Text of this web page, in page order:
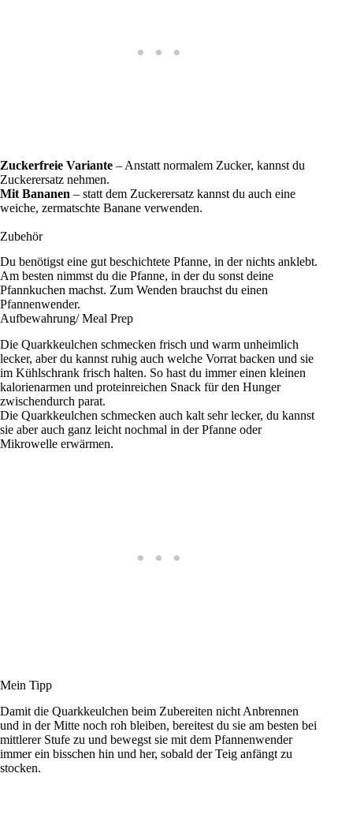
Zuckerfreie Variante – Anstatt normalem Zucker, kannst du
Zuckerersatz nehmen.
Mit Bananen – statt dem Zuckerersatz kannst du auch eine
weiche, zermatschte Banane verwenden.
Zubehör
Du benötigst eine gut beschichtete Pfanne, in der nichts anklebt.
Am besten nimmst du die Pfanne, in der du sonst deine
Pfannkuchen machst. Zum Wenden brauchst du einen
Pfannenwender.
Aufbewahrung/ Meal Prep
Die Quarkkeulchen schmecken frisch und warm unheimlich
lecker, aber du kannst ruhig auch welche Vorrat backen und sie
im Kühlschrank frisch halten. So hast du immer einen kleinen
kalorienarmen und proteinreichen Snack für den Hunger
zwischendurch parat.
Die Quarkkeulchen schmecken auch kalt sehr lecker, du kannst
sie aber auch ganz leicht nochmal in der Pfanne oder
Mikrowelle erwärmen.
Mein Tipp
Damit die Quarkkeulchen beim Zubereiten nicht Anbrennen
und in der Mitte noch roh bleiben, bereitest du sie am besten bei
mittlerer Stufe zu und bewegst sie mit dem Pfannenwender
immer ein bisschen hin und her, sobald der Teig anfängt zu
stocken.